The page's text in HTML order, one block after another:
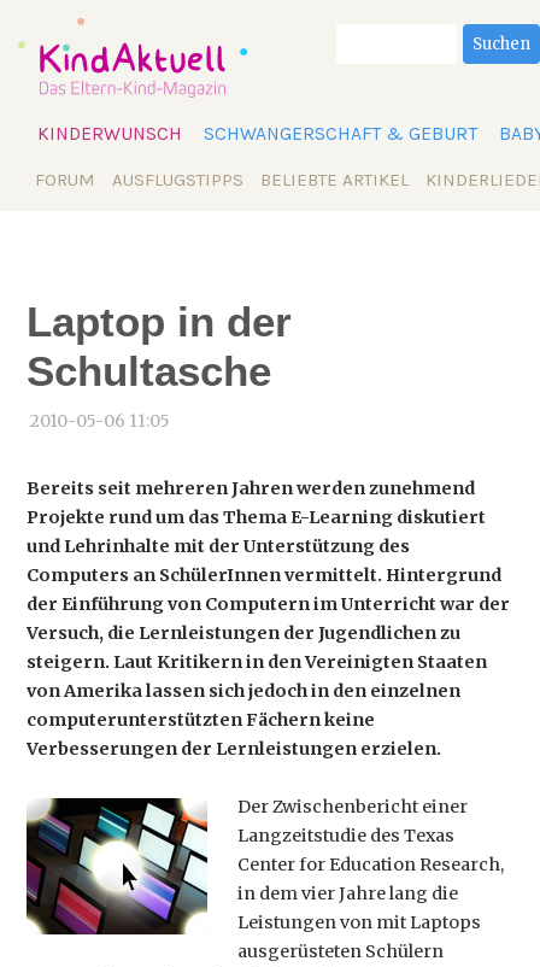
überspringen
KINDERWUNSCH SCHWANGERSCHAFT & GEBURT
Navigation
FORUM AUSFLUGSTIPPS BELIEBTE ARTIKEL
Suchen
Laptop in der
Schultasche
2010-05-06 11:05
Bereits seit mehreren Jahren werden zunehmend
Projekte rund um das Thema E-Learning diskutiert
und Lehrinhalte mit der Unterstützung des
Computers an SchülerInnen vermittelt. Hintergrund
der Einführung von Computern im Unterricht war der
Versuch, die Lernleistungen der Jugendlichen zu
steigern. Laut Kritikern in den Vereinigten Staaten
von Amerika lassen sich jedoch in den einzelnen
computerunterstützten Fächern keine
Verbesserungen der Lernleistungen erzielen.
Der Zwischenbericht einer
Langzeitstudie des Texas
Center for Education Research,
in dem vier Jahre lang die
Leistungen von mit Laptops
ausgerüsteten Schülern